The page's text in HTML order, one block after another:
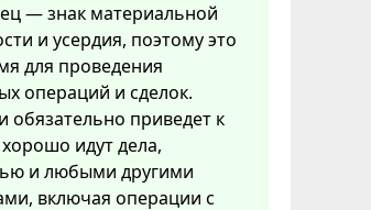
— знак материальной
и усердия, поэтому это
для проведения
операций и сделок.
приведет к
идут дела,
и любыми другими
включая операции с